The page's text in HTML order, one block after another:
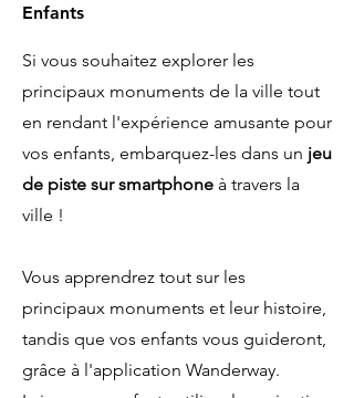
Enfants
Si vous souhaitez explorer les
principaux monuments de la ville tout
en rendant l'expérience amusante pour
vos enfants, embarquez-les dans un jeu
de piste sur smartphone à travers la
ville !
Vous apprendrez tout sur les
principaux monuments et leur histoire,
tandis que vos enfants vous guideront,
grâce à l'application Wanderway.